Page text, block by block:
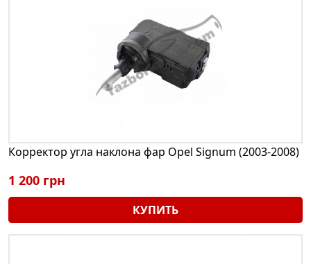
Корректор угла наклона фар Opel Signum (2003-2008)
1 200 грн
КУПИТЬ